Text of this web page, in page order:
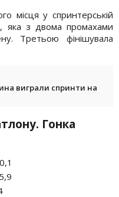
місця у спринтерській
яка з двома промахами
Третьою фінішувала
виграли спринти на
Гонка